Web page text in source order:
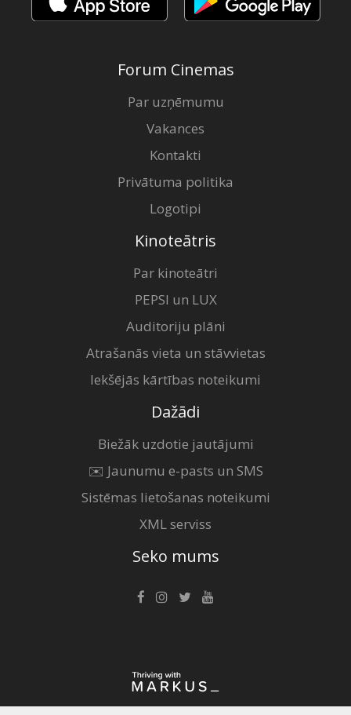
Forum Cinemas
Par uzņēmumu
Vakances
Kontakti
Privātuma politika
Logotipi
Kinoteātris
Par kinoteātri
PEPSI un LUX
Auditoriju plāni
Atrašanās vieta un stāvvietas
Iekšējās kārtības noteikumi
Dažādi
Biežāk uzdotie jautājumi
✉️ Jaunumu e-pasts un SMS
Sistēmas lietošanas noteikumi
XML serviss
Seko mums